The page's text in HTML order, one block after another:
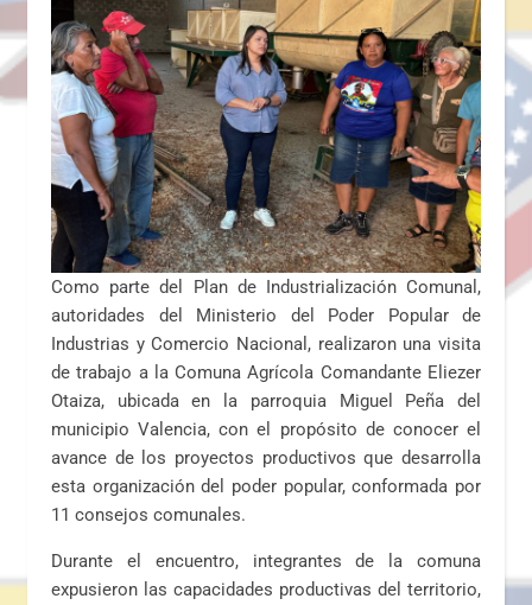
Como parte del Plan de Industrialización Comunal,
autoridades del Ministerio del Poder Popular de
Industrias y Comercio Nacional, realizaron una visita
de trabajo a la Comuna Agrícola Comandante Eliezer
Otaiza, ubicada en la parroquia Miguel Peña del
municipio Valencia, con el propósito de conocer el
avance de los proyectos productivos que desarrolla
esta organización del poder popular, conformada por
11 consejos comunales.
‎‎Durante el encuentro, integrantes de la comuna
expusieron las capacidades productivas del territorio,